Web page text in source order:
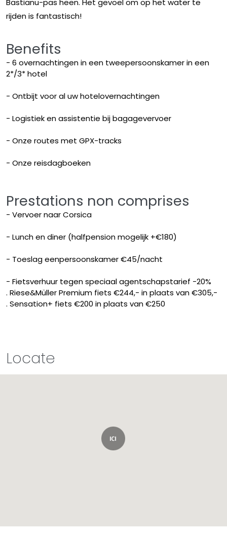
Bastianu-pas heen. Het gevoel om op het water te
rijden is fantastisch!
Benefits
- 6 overnachtingen in een tweepersoonskamer in een
2*/3* hotel
- Ontbijt voor al uw hotelovernachtingen
- Logistiek en assistentie bij bagagevervoer
- Onze routes met GPX-tracks
- Onze reisdagboeken
Prestations non comprises
- Vervoer naar Corsica
- Lunch en diner (halfpension mogelijk +€180)
- Toeslag eenpersoonskamer €45/nacht
- Fietsverhuur tegen speciaal agentschapstarief -20%
. Riese&Müller Premium fiets €244,- in plaats van €305,-
. Sensation+ fiets €200 in plaats van €250
Locate